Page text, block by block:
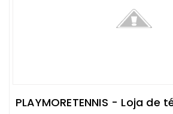
PLAYMORETENNIS - Loja de